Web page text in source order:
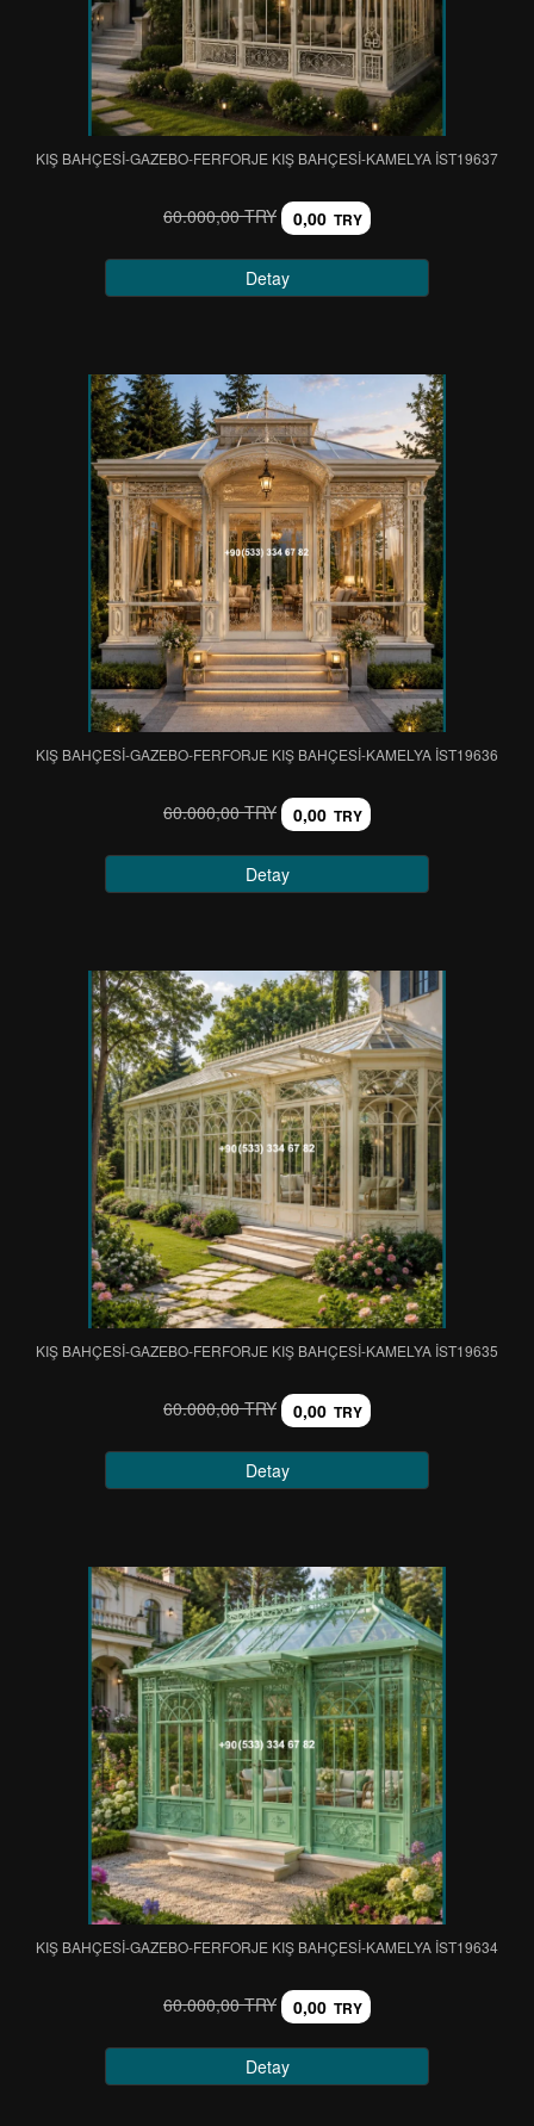
KIŞ BAHÇESİ-GAZEBO-FERFORJE KIŞ BAHÇESİ-KAMELYA IST19637
60.000,00 TRY 0,00 TRY
Detay
KIŞ BAHÇESİ-GAZEBO-FERFORJE KIŞ BAHÇESİ-KAMELYA IST19636
60.000,00 TRY 0,00 TRY
Detay
KIŞ BAHÇESİ-GAZEBO-FERFORJE KIŞ BAHÇESİ-KAMELYA IST19635
60.000,00 TRY 0,00 TRY
Detay
KIŞ BAHÇESİ-GAZEBO-FERFORJE KIŞ BAHÇESİ-KAMELYA IST19634
60.000,00 TRY 0,00 TRY
Detay